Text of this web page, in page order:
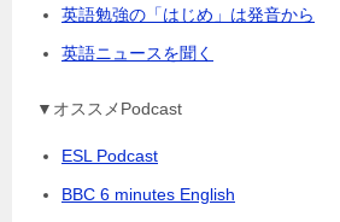
英語勉強の「はじめ」は発音から
英語ニュースを聞く
▼オススメPodcast
ESL Podcast
BBC 6 minutes English